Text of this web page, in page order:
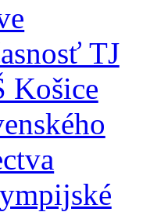
TJ
Košice